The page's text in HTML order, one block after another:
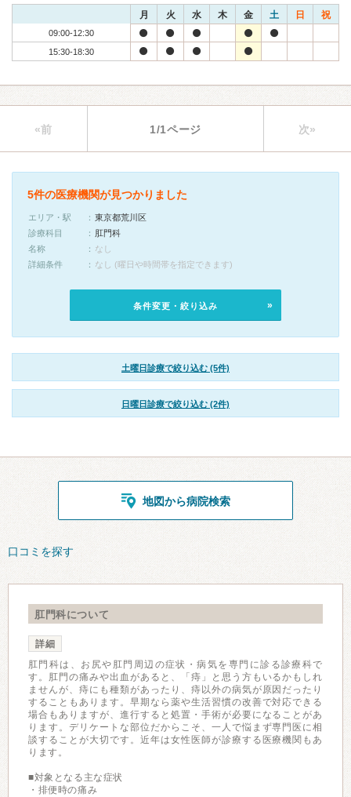
月 火 水 木 金 土 日 祝
09:00-12:30
15:30-18:30
«前 1/1ページ 次»
5件の医療機関が見つかりました
エリア・駅
東京都荒川区
診療科目
肛門科
名称
なし
詳細条件
なし (曜日や時間帯を指定できます)
条件変更・絞り込み
土曜日診療で絞り込む (5件)
日曜日診療で絞り込む (2件)
地図から病院検索
口コミを探す
肛門科について
詳細
肛門科は、お尻や肛門周辺の症状・病気を専門に診る診療科で
す。肛門の痛みや出血があると、「痔」と思う方もいるかもしれ
ませんが、痔にも種類があったり、痔以外の病気が原因だったり
することもあります。早期なら薬や生活習慣の改善で対応できる
場合もありますが、進行すると処置・手術が必要になることがあ
ります。デリケートな部位だからこそ、一人で悩まず専門医に相
談することが大切です。近年は女性医師が診療する医療機関もあ
ります。
■対象となる主な症状
・排便時の痛み